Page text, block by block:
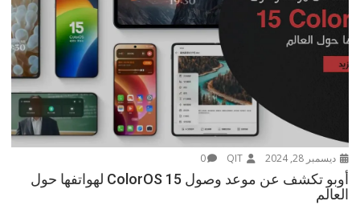
ديسمبر 28, 2024 QIT
0
أوبو تكشف عن موعد وصول ColorOS 15 لهواتفها حول
العالم